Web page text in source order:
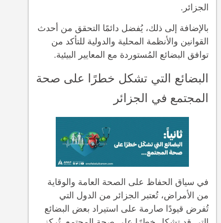
الجزائر.
بالإضافة إلى ذلك، يُفضل دائمًا التحقق من أحدث
القوانين والأنظمة المحلية والدولية للتأكد من
توافق البضائع المُستوردة مع المعايير البيئية.
البضائع التي تشكل خطرًا على صحة
المجتمع في الجزائر
في سياق الحفاظ على الصحة العامة والوقاية
من الأمراض، تُعتبر الجزائر من الدول التي
تُفرض قيودًا صارمة على استيراد بعض البضائع